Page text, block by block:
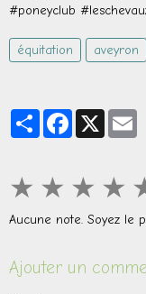
#poneyclub
équitation aveyron
PartagerFacebook
X
★ ★ ★ ★
Aucune note. Soyez le
Ajouter un